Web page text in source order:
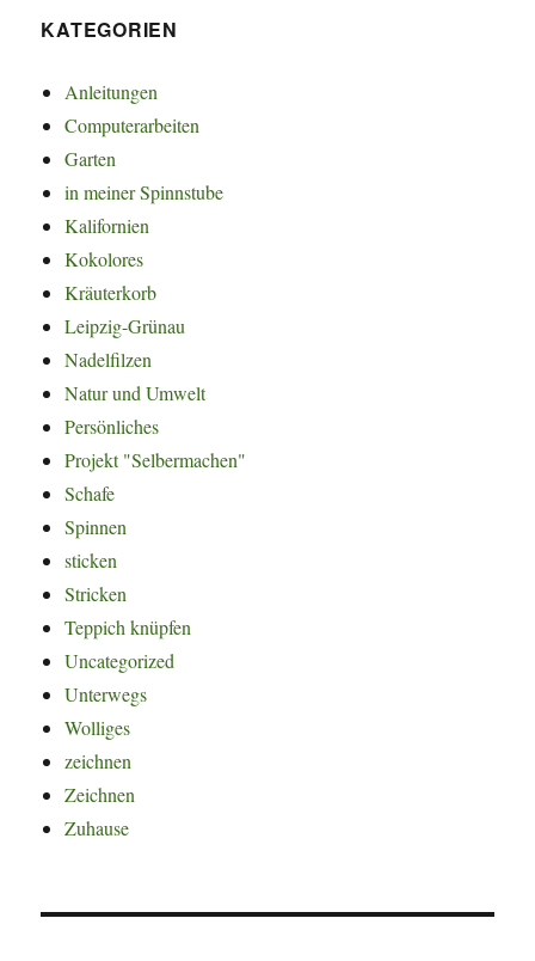
KATEGORIEN
Anleitungen
Computerarbeiten
Garten
in meiner Spinnstube
Kalifornien
Kokolores
Kräuterkorb
Leipzig-Grünau
Nadelfilzen
Natur und Umwelt
Persönliches
Projekt "Selbermachen"
Schafe
Spinnen
sticken
Stricken
Teppich knüpfen
Uncategorized
Unterwegs
Wolliges
zeichnen
Zeichnen
Zuhause